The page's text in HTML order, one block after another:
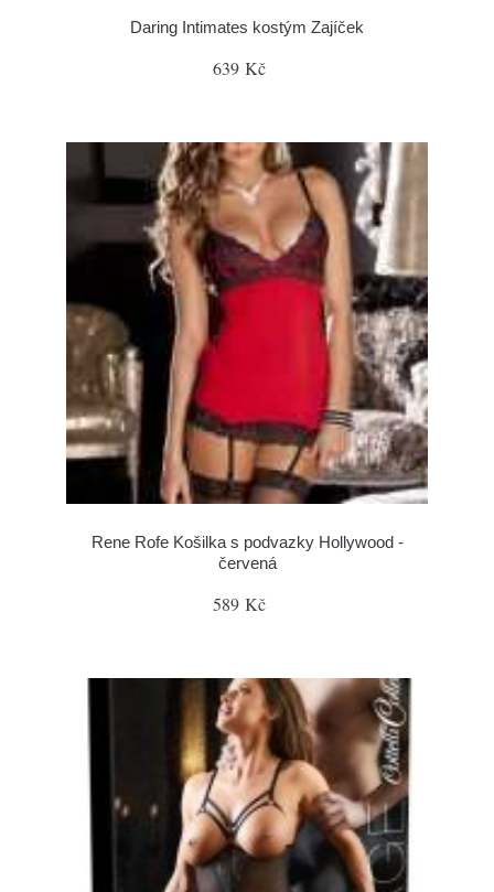
Daring Intimates kostým Zajíček
639 Kč
Rene Rofe Košilka s podvazky Hollywood -
červená
589 Kč